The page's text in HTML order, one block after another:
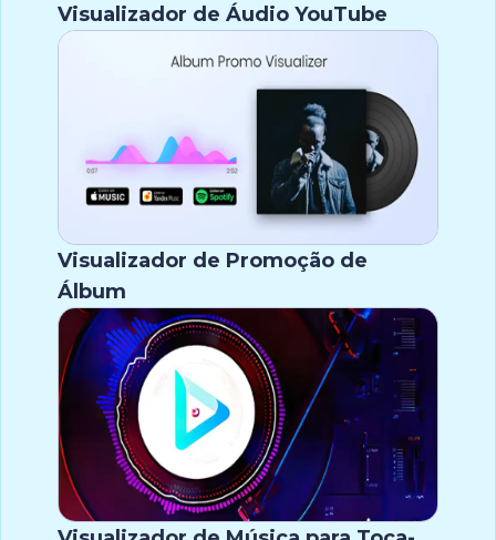
Visualizador de Áudio YouTube
Visualizador de Promoção de
Álbum